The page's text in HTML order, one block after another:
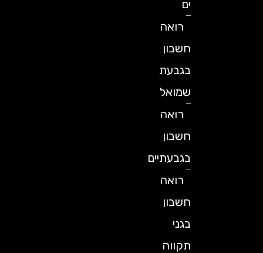
רואה
חשבון
בגבעת
שמואל
רואה
חשבון
בגבעתיים
רואה
חשבון
תקווה